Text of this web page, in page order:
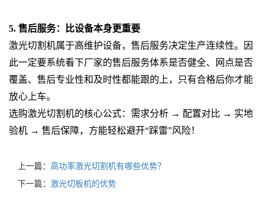
5. 售后服务：比设备本身更重要
激光切割机属于高维护设备，售后服务决定生产连续性。因
此一定要系统看下厂家的售后服务体系是否健全、网点是否
覆盖、售后专业性和及时性都能跟的上，只有合格后你才能
放心上车。
选购激光切割机的核心公式：需求分析 → 配置对比 → 实地
验机 → 售后保障，方能轻松避开“踩雷”风险！
上一篇： 高功率激光切割机有哪些优势？
下一篇： 激光切板机的优势